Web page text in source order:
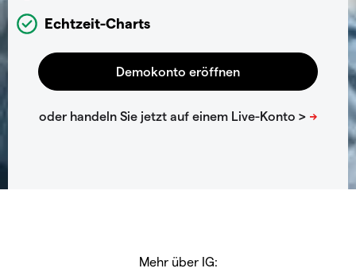
Echtzeit-Charts
Mehr über IG: